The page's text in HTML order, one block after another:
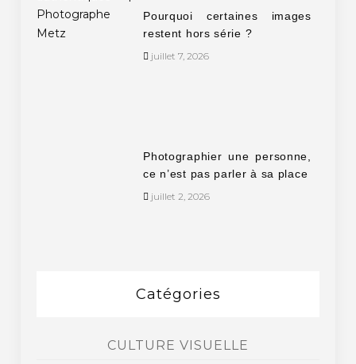
Pourquoi certaines images
restent hors série ?
juillet 7, 2026
Photographier une personne,
ce n’est pas parler à sa place
juillet 2, 2026
Catégories
CULTURE VISUELLE